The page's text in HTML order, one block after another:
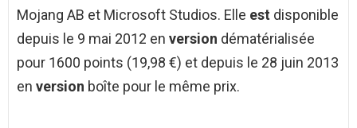
Mojang AB et Microsoft Studios. Elle est disponible
depuis le 9 mai 2012 en version dématérialisée
pour 1600 points (19,98 €) et depuis le 28 juin 2013
en version boîte pour le même prix.